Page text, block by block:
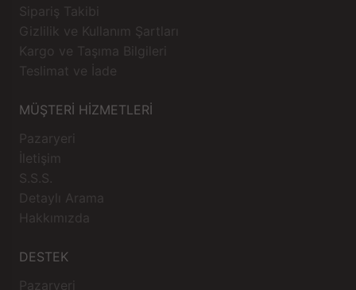
Sipariş Takibi
Gizlilik ve Kullanım Şartları
Kargo ve Taşıma Bilgileri
Teslimat ve İade
MÜŞTERİ HİZMETLERİ
Pazaryeri
İletişim
S.S.S.
Detaylı Arama
Hakkımızda
DESTEK
Pazaryeri